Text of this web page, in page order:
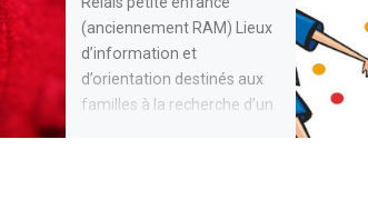
(anciennement RAM) Lieux
d’information et
d’orientation destinés aux
familles à la recherche d’un